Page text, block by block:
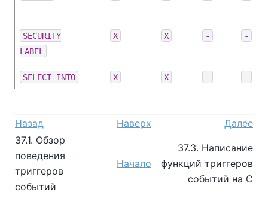
SECURITY
LABEL
X X - -
SELECT INTO X X - -
Назад Наверх
Далее
37.1. Обзор
поведения
триггеров
событий
Начало
37.3. Написание
функций триггеров
событий на C